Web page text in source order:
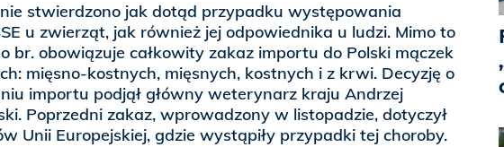
stwierdzono jak dotąd przypadku występowania
u zwierząt, jak również jej odpowiednika u ludzi. Mimo to
br. obowiązuje całkowity zakaz importu do Polski mączek
mięsno-kostnych, mięsnych, kostnych i z krwi. Decyzję o
importu podjął główny weterynarz kraju Andrzej
Poprzedni zakaz, wprowadzony w listopadzie, dotyczył
Unii Europejskiej, gdzie wystąpiły przypadki tej choroby.